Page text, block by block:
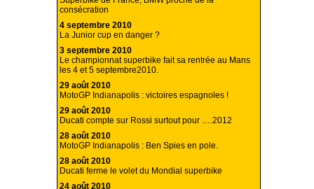
consécration
4 septembre 2010
La Junior cup en danger ?
3 septembre 2010
Le championnat superbike fait sa rentrée au Mans
les 4 et 5 septembre2010.
29 août 2010
MotoGP Indianapolis : victoires espagnoles !
29 août 2010
Ducati compte sur Rossi surtout pour ….2012
28 août 2010
MotoGP Indianapolis : Ben Spies en pole.
28 août 2010
Ducati ferme le volet du Mondial superbike
24 août 2010